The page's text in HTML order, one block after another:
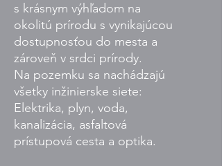
s krásnym výhľadom na
okolitú prírodu s vynikajúcou
dostupnosťou do mesta a
zároveň v srdci prírody.
Na pozemku sa nachádzajú
všetky inžinierske siete:
Elektrika, plyn, voda,
kanalizácia, asfaltová
prístupová cesta a optika.